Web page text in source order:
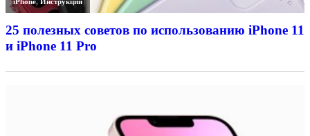
25 полезных советов по использованию iPhone 11
и iPhone 11 Pro